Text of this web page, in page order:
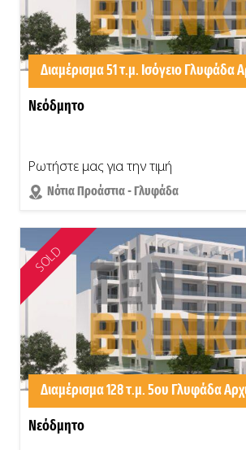
Διαμέρισμα 51 τ.μ. Ισόγειο Γλυφάδα
Νεόδμητο
Ρωτήστε μας για την τιμή
Νότια Προάστια - Γλυφάδα
SOLD
Διαμέρισμα 128 τ.μ. 5ου Γλυφάδα
Νεόδμητο